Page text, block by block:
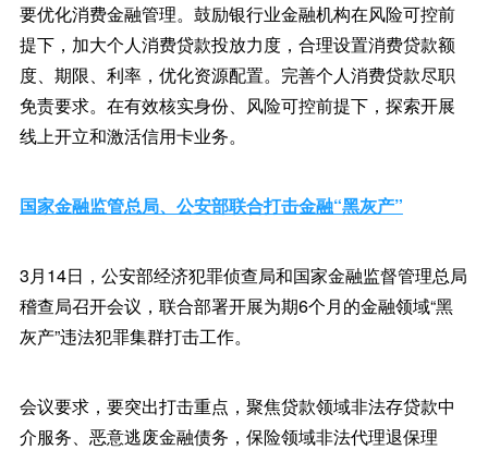
要优化消费金融管理。鼓励银行业金融机构在风险可控前
提下，加大个人消费贷款投放力度，合理设置消费贷款额
度、期限、利率，优化资源配置。完善个人消费贷款尽职
免责要求。在有效核实身份、风险可控前提下，探索开展
线上开立和激活信用卡业务。
国家金融监管总局、公安部联合打击金融“黑灰产”
3月14日，公安部经济犯罪侦查局和国家金融监督管理总局
稽查局召开会议，联合部署开展为期6个月的金融领域“黑
灰产”违法犯罪集群打击工作。
会议要求，要突出打击重点，聚焦贷款领域非法存贷款中
介服务、恶意逃废金融债务，保险领域非法代理退保理